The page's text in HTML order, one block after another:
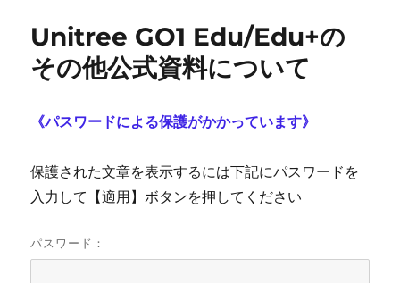
ー
Unitree GO1 Edu/Edu+の
その他公式資料について
《パスワードによる保護がかかっています》
保護された文章を表示するには下記にパスワードを
入力して【適用】ボタンを押してください
パスワード：